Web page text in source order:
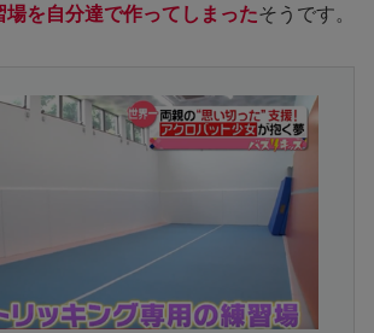
場を自分達で作ってしまったそうです。